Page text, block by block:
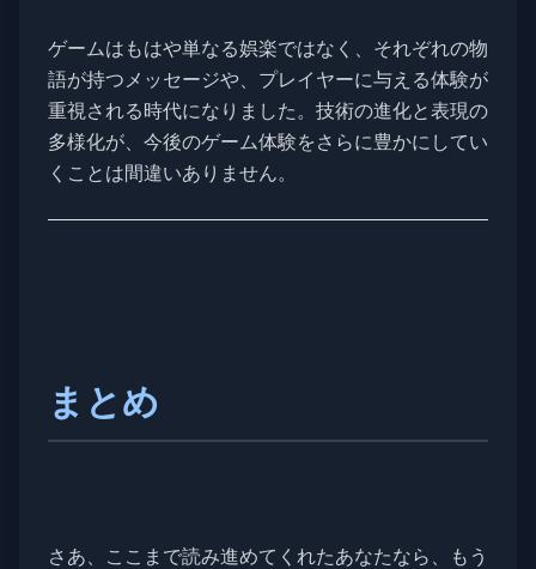
ゲームはもはや単なる娯楽ではなく、それぞれの物
語が持つメッセージや、プレイヤーに与える体験が
重視される時代になりました。技術の進化と表現の
多様化が、今後のゲーム体験をさらに豊かにしてい
くことは間違いありません。
まとめ
さあ、ここまで読み進めてくれたあなたなら、もう